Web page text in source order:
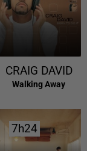
CRAIG DAVID
Walking Away
7h24
7h24